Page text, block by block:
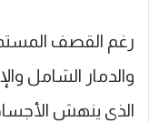
رغم القصف
والدمار الشامل
الذي ينهش